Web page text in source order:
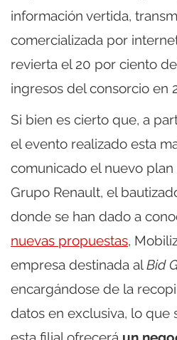
información vertida,
comercializada por
revierta el 20 por ciento
ingresos del consorcio en
Si bien es cierto que, a
el evento realizado esta
comunicado el nuevo
Grupo Renault, el
donde se han dado a
nuevas propuestas,
empresa destinada alBid
encargándose de la
datos en exclusiva, lo que